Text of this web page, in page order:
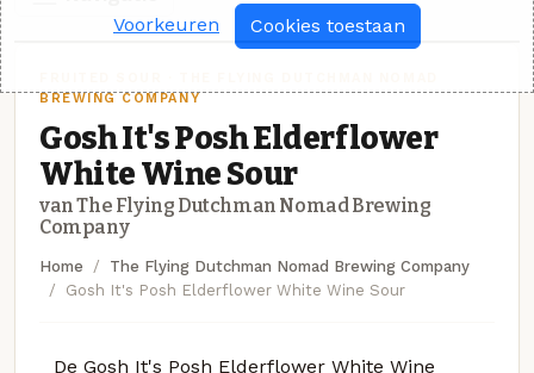
BREWING COMPANY
Gosh It's Posh Elderflower
White Wine Sour
van The Flying Dutchman Nomad Brewing
Company
Home
The Flying Dutchman Nomad Brewing Company
Gosh It's Posh Elderflower White Wine Sour
De Gosh It's Posh Elderflower White Wine
Voorkeuren Cookies toestaan